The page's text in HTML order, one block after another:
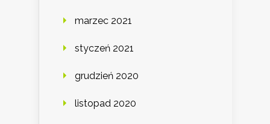
marzec 2021
styczeń 2021
grudzień 2020
listopad 2020